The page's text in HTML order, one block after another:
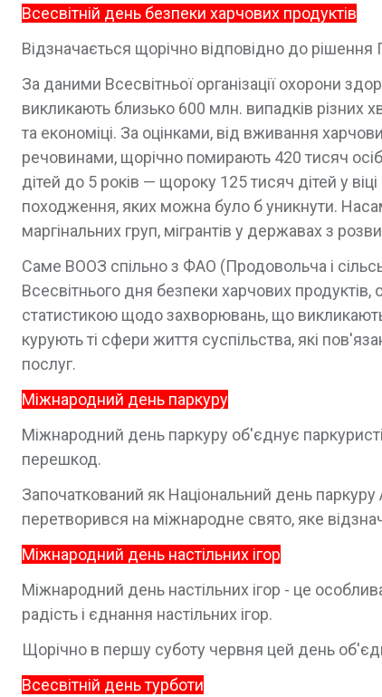
Всесвітній день безпеки харчових продуктів
Відзначається щорічно відповідно до
За даними Всесвітньої організації охорони
викликають близько 600 млн. випадків різних
та економіці. За оцінками, від вживання
речовинами, щорічно помирають 420 тисяч
дітей до 5 років — щороку 125 тисяч дітей у
походження, яких можна було б уникнути.
маргінальних груп, мігрантів у державах з
Саме ВООЗ спільно з ФАО (Продовольча і
Всесвітнього дня безпеки харчових
статистикою щодо захворювань, що
курують ті сфери життя суспільства, які
послуг.
Міжнародний день паркуру
Міжнародний день паркуру об'єднує
перешкод.
Започаткований як Національний день
перетворився на міжнародне свято, яке
Міжнародний день настільних ігор
Міжнародний день настільних ігор - це
радість і єднання настільних ігор.
Щорічно в першу суботу червня цей день
Всесвітній день турботи